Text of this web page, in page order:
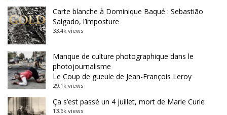
Carte blanche à Dominique Baqué : Sebastião
Salgado, l’imposture
33.4k views
Manque de culture photographique dans le
photojournalisme
Le Coup de gueule de Jean-François Leroy
29.1k views
Ça s’est passé un 4 juillet, mort de Marie Curie
13.6k views